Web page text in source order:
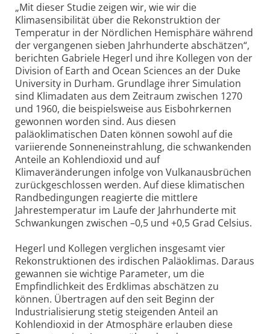
„Mit dieser Studie zeigen wir, wie wir die
Klimasensibilität über die Rekonstruktion der
Temperatur in der Nördlichen Hemisphäre während
der vergangenen sieben Jahrhunderte abschätzen“,
berichten Gabriele Hegerl und ihre Kollegen von der
Division of Earth and Ocean Sciences an der Duke
University in Durham. Grundlage ihrer Simulation
sind Klimadaten aus dem Zeitraum zwischen 1270
und 1960, die beispielsweise aus Eisbohrkernen
gewonnen worden sind. Aus diesen
paläoklimatischen Daten können sowohl auf die
variierende Sonneneinstrahlung, die schwankenden
Anteile an Kohlendioxid und auf
Klimaveränderungen infolge von Vulkanausbrüchen
zurückgeschlossen werden. Auf diese klimatischen
Randbedingungen reagierte die mittlere
Jahrestemperatur im Laufe der Jahrhunderte mit
Schwankungen zwischen –0,5 und +0,5 Grad Celsius.
Hegerl und Kollegen verglichen insgesamt vier
Rekonstruktionen des irdischen Paläoklimas. Daraus
gewannen sie wichtige Parameter, um die
Empfindlichkeit des Erdklimas abschätzen zu
können. Übertragen auf den seit Beginn der
Industrialisierung stetig steigenden Anteil an
Kohlendioxid in der Atmosphäre erlauben diese